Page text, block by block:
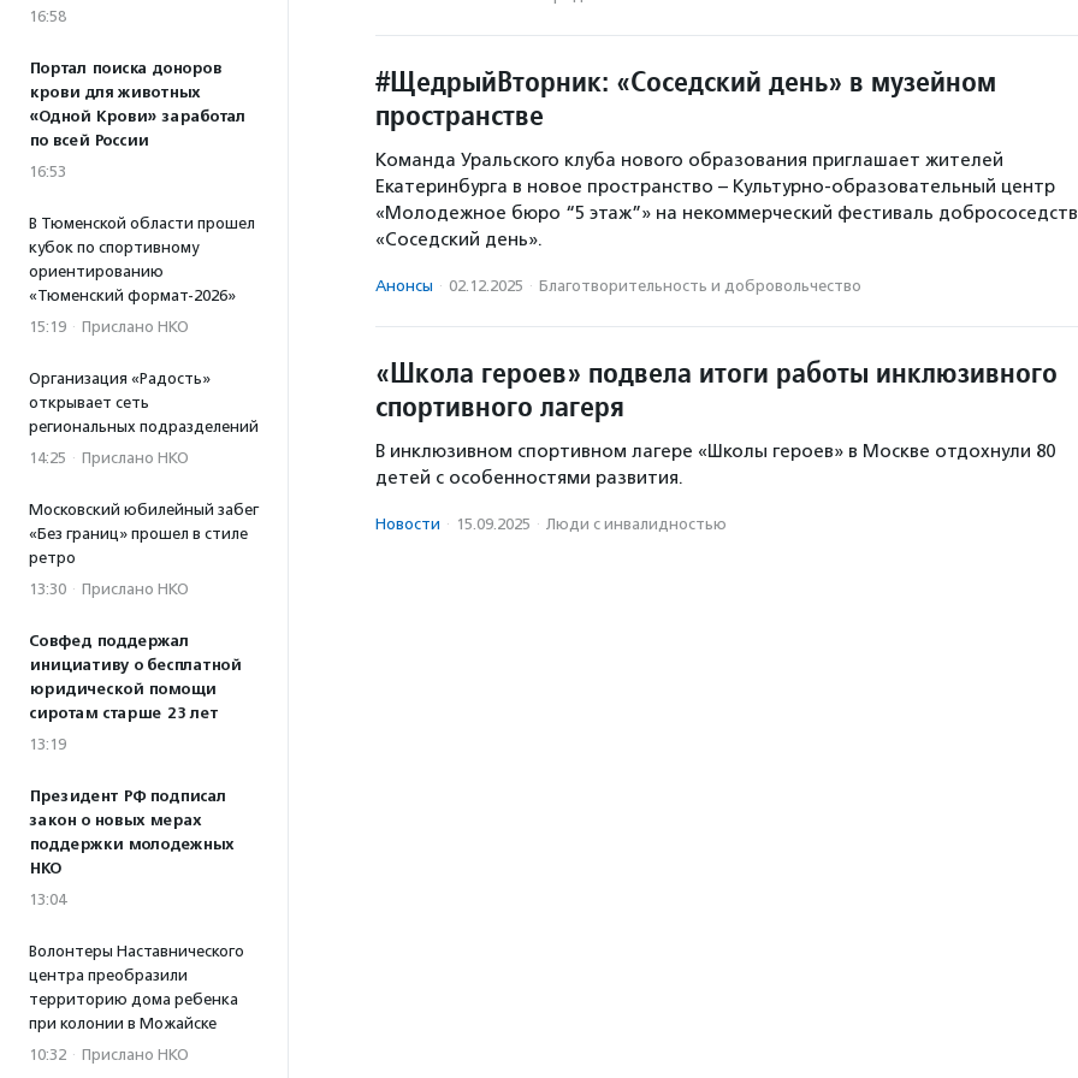
16:58
Портал поиска доноров
крови для животных
«Одной Крови» заработал
по всей России
16:53
В Тюменской области прошел
кубок по спортивному
ориентированию
«Тюменский формат-2026»
15:19 · Прислано НКО
Организация «Радость»
открывает сеть
региональных подразделений
14:25 · Прислано НКО
Московский юбилейный забег
«Без границ» прошел в стиле
ретро
13:30 · Прислано НКО
Совфед поддержал
инициативу о бесплатной
юридической помощи
сиротам старше 23 лет
13:19
Президент РФ подписал
закон о новых мерах
поддержки молодежных
НКО
13:04
Волонтеры Наставнического
центра преобразили
территорию дома ребенка
при колонии в Можайске
10:32 · Прислано НКО
#ЩедрыйВторник: «Соседский день» в музейном
пространстве
Команда Уральского клуба нового образования приглашает жителей
Екатеринбурга в новое пространство – Культурно-образовательный центр
«Молодежное бюро “5 этаж”» на некоммерческий фестиваль
«Соседский день».
Анонсы · 02.12.2025 · Благотвори­тель­ность и доброволь­чест­во
«Школа героев» подвела итоги работы инклюзивного
спортивного лагеря
В инклюзивном спортивном лагере «Школы героев» в Москве отдохнули 80
детей с особенностями развития.
Новости · 15.09.2025 · Люди с инвалидностью